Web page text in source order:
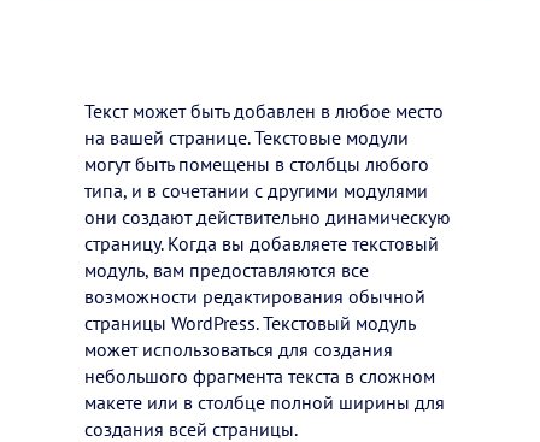
Текст может быть добавлен в любое место
на вашей странице. Текстовые модули
могут быть помещены в столбцы любого
типа, и в сочетании с другими модулями
они создают действительно динамическую
страницу. Когда вы добавляете текстовый
модуль, вам предоставляются все
возможности редактирования обычной
страницы WordPress. Текстовый модуль
может использоваться для создания
небольшого фрагмента текста в сложном
макете или в столбце полной ширины для
создания всей страницы.